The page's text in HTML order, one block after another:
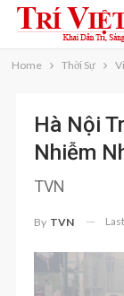
Home Thời Sự
Hà Nội
Nhiễm
TVN
By TVN